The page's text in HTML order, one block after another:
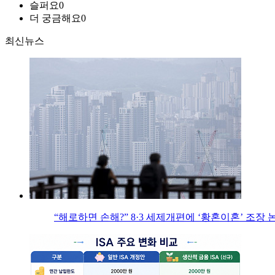
슬퍼요0
더 궁금해요0
최신뉴스
“해로하면 손해?” 8·3 세제개편에 ‘황혼이혼’ 조장